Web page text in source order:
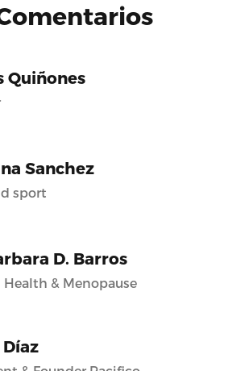
Quiñones
Sanchez
sport
D. Barros
& Menopause